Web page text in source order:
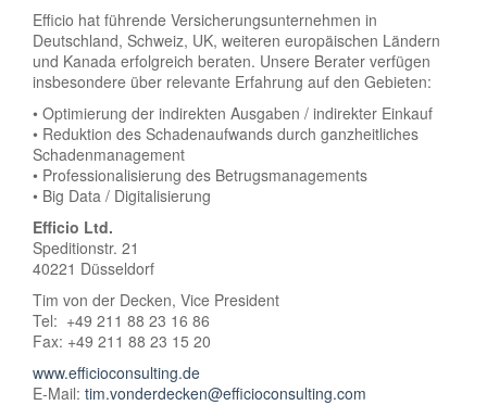
Efficio hat führende Versicherungsunternehmen in
Deutschland, Schweiz, UK, weiteren europäischen Ländern
und Kanada erfolgreich beraten. Unsere Berater verfügen
insbesondere über relevante Erfahrung auf den Gebieten:
• Optimierung der indirekten Ausgaben / indirekter Einkauf
• Reduktion des Schadenaufwands durch ganzheitliches
Schadenmanagement
• Professionalisierung des Betrugsmanagements
• Big Data / Digitalisierung
Efficio Ltd.
Speditionstr. 21
40221 Düsseldorf
Tim von der Decken, Vice President
Tel: +49 211 88 23 16 86
Fax: +49 211 88 23 15 20
www.efficioconsulting.de
E-Mail: tim.vonderdecken@efficioconsulting.com